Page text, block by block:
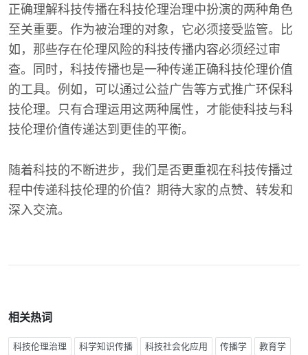
正确理解科技传播在科技伦理治理中扮演的两种角色
至关重要。作为被治理的对象，它必须接受监管。比
如，那些存在伦理风险的科技传播内容必须经过审
查。同时，科技传播也是一种传递正确科技伦理价值
的工具。例如，可以通过公益广告等方式推广环保科
技伦理。只有合理运用这两种属性，才能使科技与科
技伦理价值传递达到更佳的平衡。
随着科技的不断进步，我们是否更重视在科技传播过
程中传递科技伦理的价值？期待大家的点赞、转发和
深入交流。
相关热词
科技伦理治理 科学知识传播 科技社会化应用 传播学 教育学